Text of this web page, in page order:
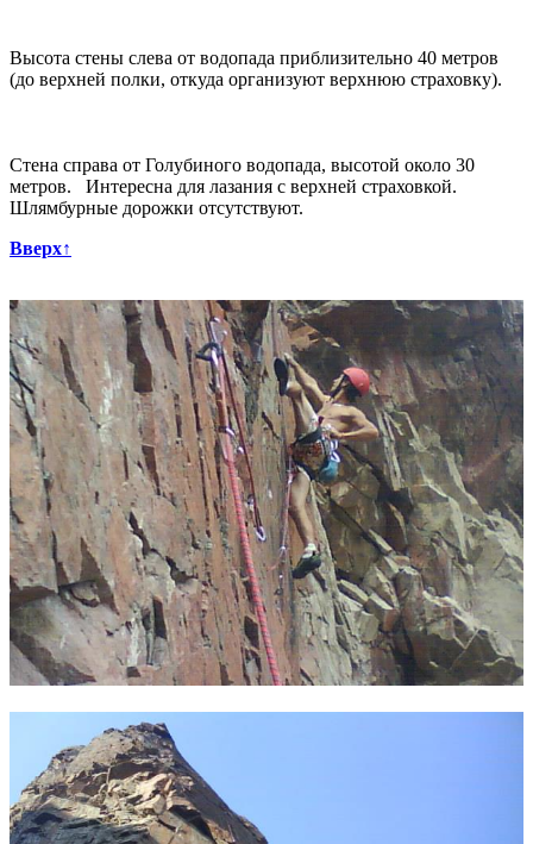
Высота стены слева от водопада приблизительно 40 метров
(до верхней полки, откуда организуют верхнюю страховку).
Стена справа от Голубиного водопада, высотой около 30
метров. Интересна для лазания с верхней страховкой.
Шлямбурные дорожки отсутствуют.
Вверх↑